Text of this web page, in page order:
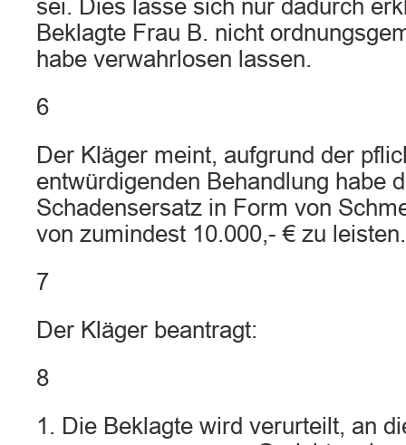
sei. Dies lasse sich nur dadurch
Beklagte Frau B. nicht
habe verwahrlosen lassen.
6
Der Kläger meint, aufgrund der
entwürdigenden Behandlung habe
Schadensersatz in Form von
von zumindest 10.000,- € zu leisten.
7
Der Kläger beantragt:
8
1. Die Beklagte wird verurteilt, an